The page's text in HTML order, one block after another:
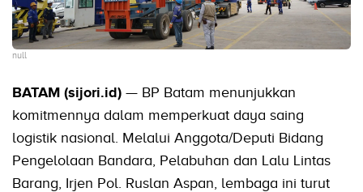
null
BATAM (sijori.id) — BP Batam menunjukkan
komitmennya dalam memperkuat daya saing
logistik nasional. Melalui Anggota/Deputi Bidang
Pengelolaan Bandara, Pelabuhan dan Lalu Lintas
Barang, Irjen Pol. Ruslan Aspan, lembaga ini turut